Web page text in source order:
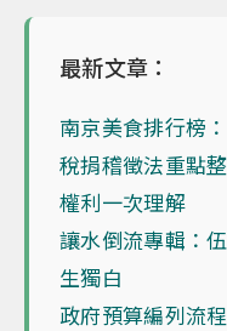
最新文章：
南京美食排行榜
稅捐稽徵法重點
權利一次理解
讓水倒流專輯：
生獨白
政府預算編列流